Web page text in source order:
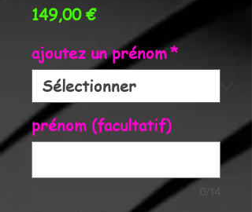
149,00 €Prix
ajoutez un prénom*
prénom (facultatif)
0/14